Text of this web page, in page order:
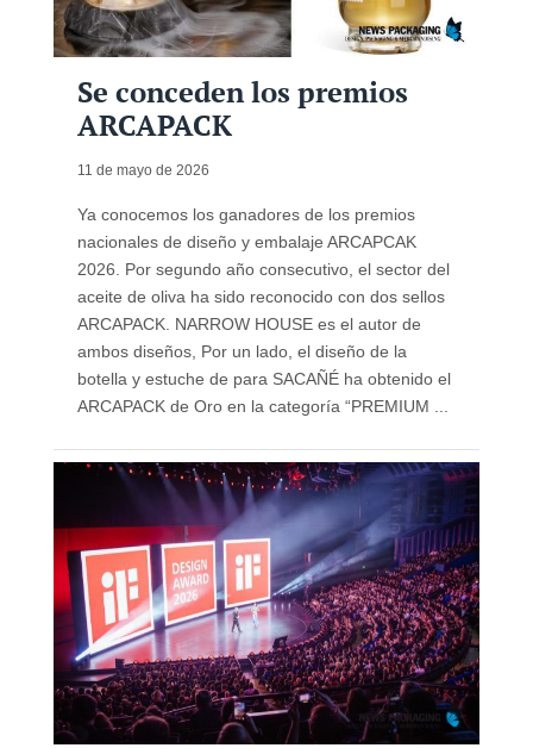
Se conceden los premios
ARCAPACK
11 de mayo de 2026
Ya conocemos los ganadores de los premios
nacionales de diseño y embalaje ARCAPCAK
2026. Por segundo año consecutivo, el sector del
aceite de oliva ha sido reconocido con dos sellos
ARCAPACK. NARROW HOUSE es el autor de
ambos diseños, Por un lado, el diseño de la
botella y estuche de para SACAÑÉ ha obtenido el
ARCAPACK de Oro en la categoría “PREMIUM ...